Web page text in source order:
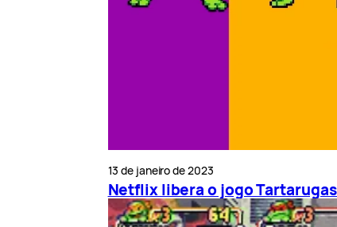
13 de janeiro de 2023
Netflix libera o jogo